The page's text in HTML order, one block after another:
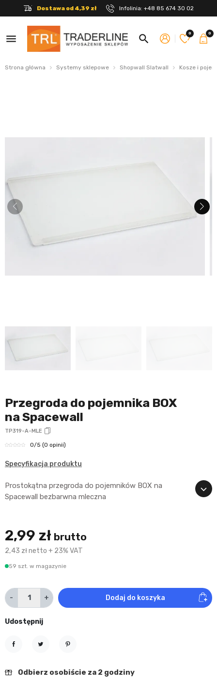
Dostawa od 4,39 zł Infolinia: +48 85 674 30 02
menu search 0 0
Strona główna Systemy sklepowe Shopwall Slatwall Kosze i
Przegroda do pojemnika BOX
na Spacewall
TP319-A-MLE
0/5 (0 opinii)
Specyfikacja produktu
Prostokątna przegroda do pojemników BOX na
Spacewall bezbarwna mleczna
2,99 zł brutto
2,43 zł netto + 23% VAT
59 szt. w magazynie
- + Dodaj do koszyka
Udostępnij
Odbierz osobiście za 2 godziny